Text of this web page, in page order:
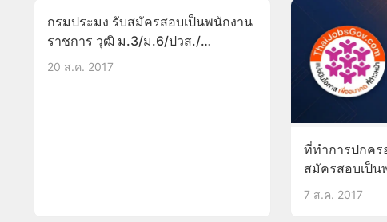
กรมประมง รับสมัครสอบเป็นพนักงาน
ราชการ วุฒิ ม.3/ม.6/ปวส./
อนุปริญญา21-29ส.ค.60
20 ส.ค. 2017
ที่ทำการปกคร
สมัครสอบเป็
ม.6 บัดนี้-16ส.
7 ส.ค. 2017